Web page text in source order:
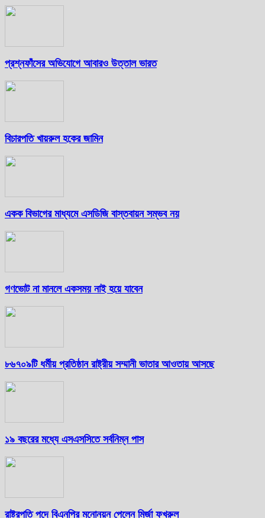
প্রশ্নফাঁসের অভিযোগে আবারও উত্তাল ভারত
বিচারপতি খায়রুল হকের জামিন
একক বিভাগের মাধ্যমে এসডিজি বাস্তবায়ন সম্ভব নয়
গণভোট না মানলে একসময় নাই হয়ে যাবেন
৮৬৭০৯টি ধর্মীয় প্রতিষ্ঠান রাষ্ট্রীয় সম্মানী ভাতার আওতায় আসছে
১৯ বছরের মধ্যে এসএসসিতে সর্বনিম্ন পাস
রাষ্ট্রপতি পদে বিএনপির মনোনয়ন পেলেন মির্জা ফখরুল